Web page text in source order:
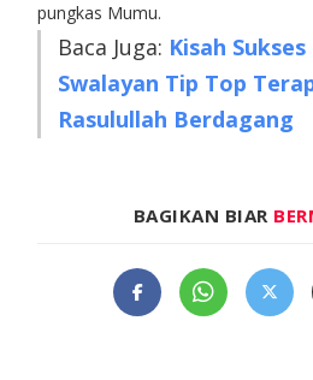
pungkas Mumu.
Baca Juga: Kisah
Swalayan Tip Top
Rasulullah Berdagang
BAGIKAN BIAR